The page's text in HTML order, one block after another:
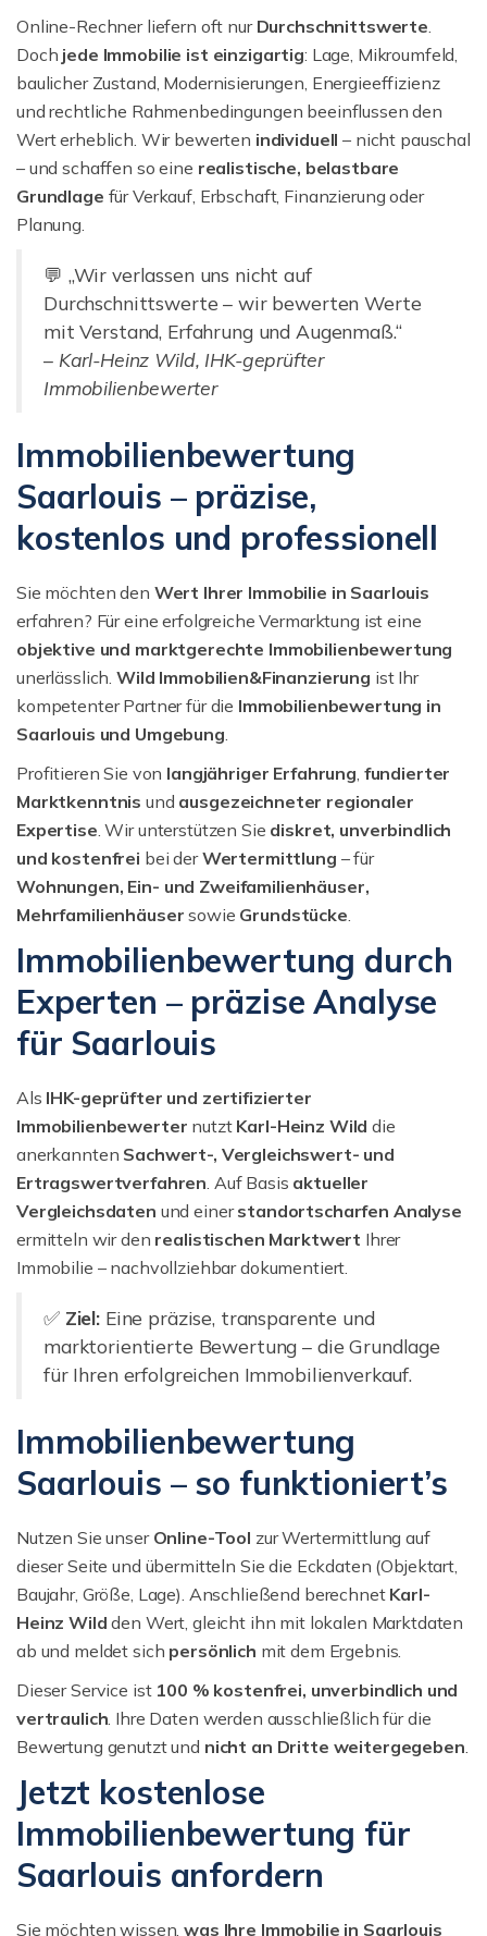
Online-Rechner liefern oft nur Durchschnittswerte.
Doch jede Immobilie ist einzigartig: Lage, Mikroumfeld,
baulicher Zustand, Modernisierungen, Energieeffizienz
und rechtliche Rahmenbedingungen beeinflussen den
Wert erheblich. Wir bewerten individuell – nicht pauschal
– und schaffen so eine realistische, belastbare
Grundlage für Verkauf, Erbschaft, Finanzierung oder
Planung.
💬 „Wir verlassen uns nicht auf
Durchschnittswerte – wir bewerten Werte
mit Verstand, Erfahrung und Augenmaß.“
– Karl-Heinz Wild, IHK-geprüfter
Immobilienbewerter
Immobilienbewertung
Saarlouis – präzise,
kostenlos und professionell
Sie möchten den Wert Ihrer Immobilie in Saarlouis
erfahren? Für eine erfolgreiche Vermarktung ist eine
objektive und marktgerechte Immobilienbewertung
unerlässlich. Wild Immobilien&Finanzierung ist Ihr
kompetenter Partner für die Immobilienbewertung in
Saarlouis und Umgebung.
Profitieren Sie von langjähriger Erfahrung, fundierter
Marktkenntnis und ausgezeichneter regionaler
Expertise. Wir unterstützen Sie diskret, unverbindlich
und kostenfrei bei derWertermittlung – für
Wohnungen, Ein- und Zweifamilienhäuser,
Mehrfamilienhäuser sowie Grundstücke.
Immobilienbewertung durch
Experten – präzise Analyse
für Saarlouis
Als IHK-geprüfter und zertifizierter
Immobilienbewerter nutzt Karl-Heinz Wild die
anerkannten Sachwert-, Vergleichswert- und
Ertragswertverfahren. Auf Basis aktueller
Vergleichsdaten und einerstandortscharfen Analyse
ermitteln wir den realistischen Marktwert Ihrer
Immobilie – nachvollziehbar dokumentiert.
✅ Ziel: Eine präzise, transparente und
marktorientierte Bewertung – die Grundlage
für Ihren erfolgreichen Immobilienverkauf.
Immobilienbewertung
Saarlouis – so funktioniert’s
Nutzen Sie unser Online-Tool zur Wertermittlung auf
dieser Seite und übermitteln Sie die Eckdaten (Objektart,
Baujahr, Größe, Lage). Anschließend berechnet Karl-
Heinz Wild den Wert, gleicht ihn mit lokalen Marktdaten
ab und meldet sich persönlich mit dem Ergebnis.
Dieser Service ist 100 % kostenfrei, unverbindlich und
vertraulich. Ihre Daten werden ausschließlich für die
Bewertung genutzt und nicht an Dritte weitergegeben.
Jetzt kostenlose
Immobilienbewertung für
Saarlouis anfordern
Sie möchten wissen,was Ihre Immobilie in Saarlouis